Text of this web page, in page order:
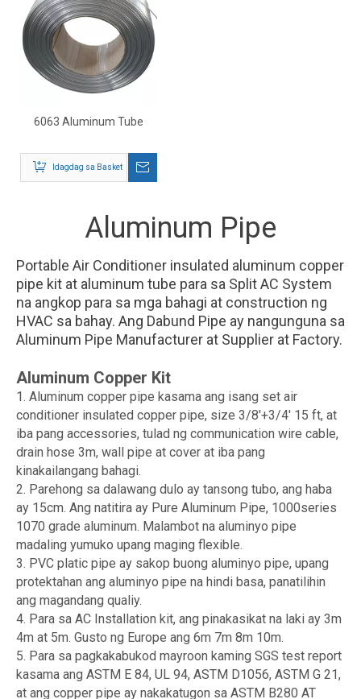
6063 Aluminum Tube
Idagdag sa Basket
Aluminum Pipe
Portable Air Conditioner insulated aluminum copper
pipe kit at aluminum tube para sa Split AC System
na angkop para sa mga bahagi at construction ng
HVAC sa bahay. Ang Dabund Pipe ay nangunguna sa
Aluminum Pipe Manufacturer at Supplier at Factory.
Aluminum Copper Kit
1. Aluminum copper pipe kasama ang isang set air
conditioner insulated copper pipe, size 3/8'+3/4' 15 ft, at
iba pang accessories, tulad ng communication wire cable,
drain hose 3m, wall pipe at cover at iba pang
kinakailangang bahagi.
2. Parehong sa dalawang dulo ay tansong tubo, ang haba
ay 15cm. Ang natitira ay Pure Aluminum Pipe, 1000series
1070 grade aluminum. Malambot na aluminyo pipe
madaling yumuko upang maging flexible.
3. PVC platic pipe ay sakop buong aluminyo pipe, upang
protektahan ang aluminyo pipe na hindi basa, panatilihin
ang magandang qualiy.
4. Para sa AC Installation kit, ang pinakasikat na laki ay 3m
4m at 5m. Gusto ng Europe ang 6m 7m 8m 10m.
5. Para sa pagkakabukod mayroon kaming SGS test report
kasama ang ASTM E 84, UL 94, ASTM D1056, ASTM G 21,
at ang copper pipe ay nakakatugon sa ASTM B280 AT